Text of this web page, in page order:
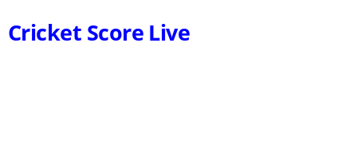
Cricket Score Live